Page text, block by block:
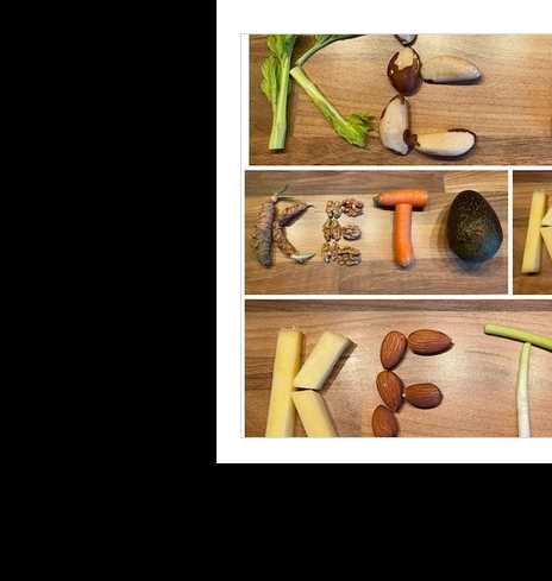
Laufinstinkt+® Therapie & Training
Lauftherapie+Musiktherapie | λBVRM